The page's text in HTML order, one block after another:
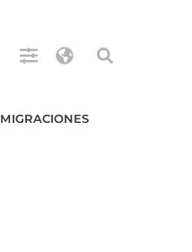
MIGRACIONES